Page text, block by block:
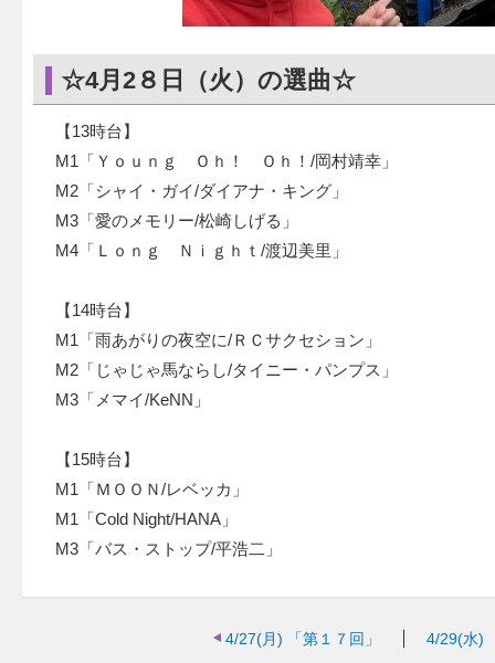
☆4月2８日（火）の選曲☆
【13時台】
M1「Ｙｏｕｎｇ Ｏｈ！ Ｏｈ！/岡村靖幸」
M2「シャイ・ガイ/ダイアナ・キング」
M3「愛のメモリー/松崎しげる」
M4「Ｌｏｎｇ Ｎｉｇｈｔ/渡辺美里」
【14時台】
M1「雨あがりの夜空に/ＲＣサクセション」
M2「じゃじゃ馬ならし/タイニー・パンプス」
M3「メマイ/KeNN」
【15時台】
M1「ＭＯＯＮ/レベッカ」
M1「Cold Night/HANA」
M3「バス・ストップ/平浩二」
4/27(月) 「第１７回」 4/29(水)